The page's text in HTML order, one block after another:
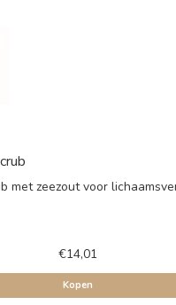
met zeezout voor
€14,01
Kopen